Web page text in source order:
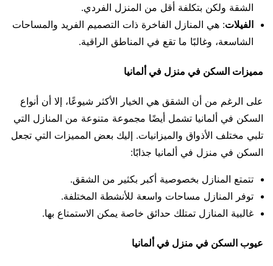
الشقة ولكن بتكلفة أقل من المنزل الفردي.
الفيلات: هي المنازل الفاخرة ذات التصميم الفريد والمساحات
الشاسعة، وغالبًا ما تقع في المناطق الراقية.
مميزات السكن في منزل في ألمانيا
على الرغم من أن الشقق هي الخيار الأكثر شيوعًا، إلا أن أنواع
السكن في ألمانيا تشمل أيضًا مجموعة متنوعة من المنازل التي
تلبي مختلف الأذواق والميزانيات. إليك بعض المميزات التي تجعل
السكن في منزل في ألمانيا جذابًا:
تتمتع المنازل بخصوصية أكبر بكثير من الشقق.
توفر المنازل مساحات واسعة للأنشطة المختلفة.
غالبية المنازل تمتلك حدائق خاصة يمكن الاستمتاع بها.
عيوب السكن في منزل في ألمانيا